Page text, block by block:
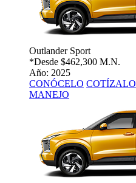
Outlander Sport
*Desde $462,300 M.N.
Año: 2025
CONÓCELO COTÍZALO
MANEJO